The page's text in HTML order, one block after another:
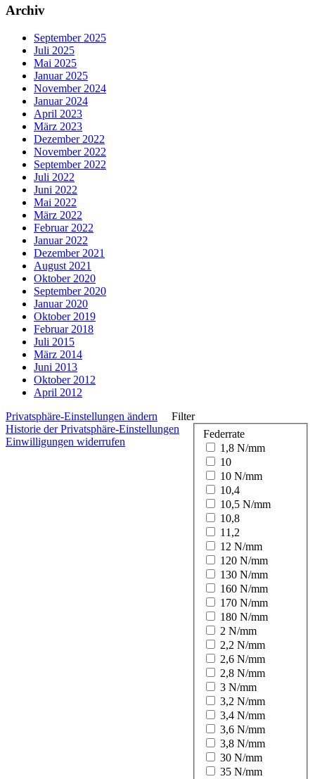
Archiv
September 2025
Juli 2025
Mai 2025
Januar 2025
November 2024
Januar 2024
April 2023
März 2023
Dezember 2022
November 2022
September 2022
Juli 2022
Juni 2022
Mai 2022
März 2022
Februar 2022
Januar 2022
Dezember 2021
August 2021
Oktober 2020
September 2020
Januar 2020
Oktober 2019
Februar 2018
Juli 2015
März 2014
Juni 2013
Oktober 2012
April 2012
Privatsphäre-Einstellungen ändern
Historie der Privatsphäre-Einstellungen
Einwilligungen widerrufen
Filter
Federrate
1,8 N/mm
10
10 N/mm
10,4
10,5 N/mm
10,8
11,2
12 N/mm
120 N/mm
130 N/mm
160 N/mm
170 N/mm
180 N/mm
2 N/mm
2,2 N/mm
2,6 N/mm
2,8 N/mm
3 N/mm
3,2 N/mm
3,4 N/mm
3,6 N/mm
3,8 N/mm
30 N/mm
35 N/mm